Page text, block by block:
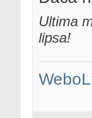
Ultima
lipsa!